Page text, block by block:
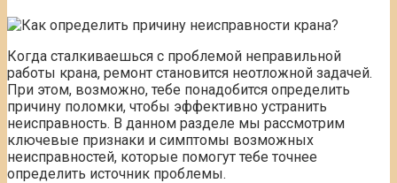
Когда сталкиваешься с проблемой неправильной
работы крана, ремонт становится неотложной задачей.
При этом, возможно, тебе понадобится определить
причину поломки, чтобы эффективно устранить
неисправность. В данном разделе мы рассмотрим
ключевые признаки и симптомы возможных
неисправностей, которые помогут тебе точнее
определить источник проблемы.